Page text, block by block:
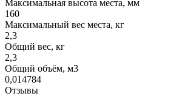
Максимальная высота места, мм
160
Максимальный вес места, кг
2,3
Общий вес, кг
2,3
Общий объём, м3
0,014784
Отзывы